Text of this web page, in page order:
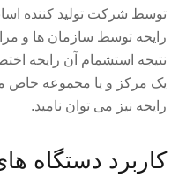
توسط شرکت تولید کننده
رایحه توسط سازمان ها و
نتیجه استشمام آن رایحه
یک مرکز و یا مجموعه خاص می
رایحه نیز می توان نامید.
کاربرد دستگاه